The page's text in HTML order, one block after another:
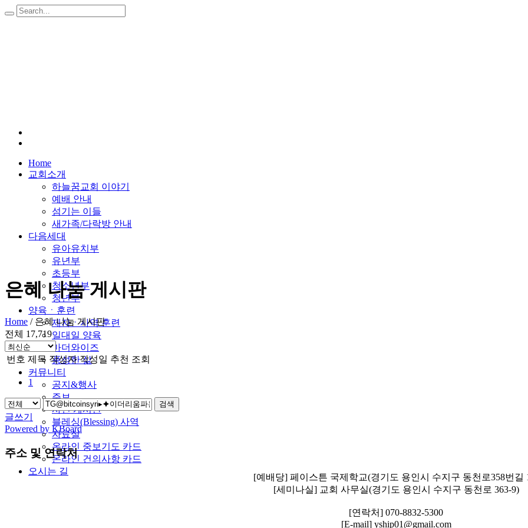
Home
교회소개
하늘꿈교회 이야기
예배 안내
섬기는 이들
새가족/다락방 안내
다음세대
유아유치부
유년부
초등부
청소년부
청년부
양육ㆍ훈련
제자ㆍ사역 훈련
일대일 양육
마더와이즈
풍성한 삶
커뮤니티
공지&행사
주보
사진 게시판
블레싱(Blessing) 사역
자료실
온라인 중보기도 카드
온라인 건의사항 카드
오시는 길
은혜 나눔 게시판
Home / 은혜 나눔 게시판
전체 17,719
번호 제목 작성자 작성일 추천 조회
1
검색
글쓰기
Powered by KBoard
주소 및 연락처
[예배당] 페이스튼 국제학교(경기도 용인시 수지구 동천로358번길
[세미나실] 교회 사무실(경기도 용인시 수지구 동천로 363-9)
[연락처] 070-8832-5300
[E-mail] yship01@gmail.com